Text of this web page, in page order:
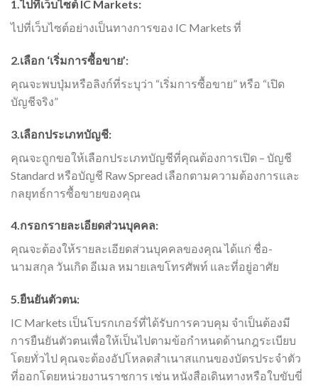
1.ไปที่เว็บไซต์ IC Markets:
ไปที่เว็บไซต์อย่างเป็นทางการของ IC Markets ที่
2.เลือก ‘เริ่มการซื้อขาย’:
คุณจะพบปุ่มหรือลิงก์ที่ระบุว่า “เริ่มการซื้อขาย” หรือ “เปิด
บัญชีจริง”
3.เลือกประเภทบัญชี:
คุณจะถูกขอให้เลือกประเภทบัญชีที่คุณต้องการเปิด – บัญชี
Standard หรือบัญชี Raw Spread เลือกตามความต้องการและ
กลยุทธ์การซื้อขายของคุณ
4.กรอกรายละเอียดส่วนบุคคล:
คุณจะต้องให้รายละเอียดส่วนบุคคลของคุณ ได้แก่ ชื่อ-
นามสกุล วันเกิด อีเมล หมายเลขโทรศัพท์ และที่อยู่อาศัย
5.ยืนยันตัวตน:
IC Markets เป็นโบรกเกอร์ที่ได้รับการควบคุม จำเป็นต้องมี
การยืนยันตัวตนเพื่อให้เป็นไปตามข้อกำหนดด้านกฎระเบียบ
โดยทั่วไป คุณจะต้องอัปโหลดสำเนาสแกนของบัตรประจำตัว
ที่ออกโดยหน่วยงานราชการ เช่น หนังสือเดินทางหรือใบขับขี่